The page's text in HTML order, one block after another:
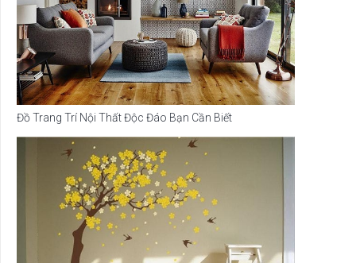
Đồ Trang Trí Nội Thất Độc Đáo Bạn Cần Biết